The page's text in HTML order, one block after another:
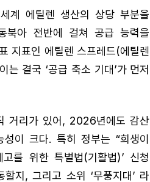
계 에틸렌 생산의 상당 부분을
북아 전반에 걸쳐 공급 능력을
지표인 에틸렌 스프레드(에틸렌
결국 ‘공급 축소 기대’가 먼저
거리가 있어, 2026년에도 감산
이 크다. 특히 정부는 “희생이
를 위한 특별법(기활법)’ 신청
지, 그리고 소위 ‘무풍지대’ 라